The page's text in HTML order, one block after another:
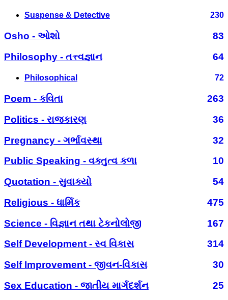
Suspense & Detective 230
Osho - ઓશો
83
Philosophy - તત્ત્વજ્ઞાન
64
Philosophical 72
Poem - કવિતા
263
Politics - રાજકારણ
36
Pregnancy - ગર્ભાવસ્થા
32
Public Speaking - વક્તુત્વ કળા
10
Quotation - સુવાક્યો
54
Religious - ધાર્મિક
475
Science - વિજ્ઞાન તથા ટેકનોલોજી
167
Self Development - સ્વ વિકાસ
314
Self Improvement - જીવન-વિકાસ
30
Sex Education - જાતીય માર્ગદર્શન
25